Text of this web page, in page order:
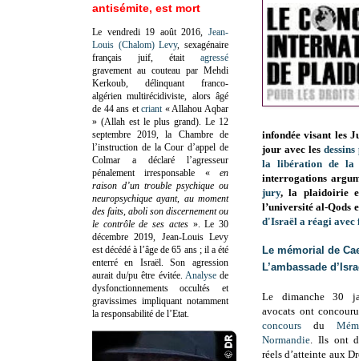
infondée visant les
jour avec les
la libération de la
interrogations
jury, la plaidoirie
l’université al-Qods
d'Israël a réagi avec
Le mémorial de
L’ambassade
Le dimanche 30
avocats ont
concours du
Normandie . Ils ont
réels d’atteinte aux
antisémite, est mort
Le vendredi 19 août 2016, Jean-
Louis (Chalom) Levy, sexagénaire
français juif, était agressé
gravement au couteau par Mehdi
Kerkoub, délinquant franco-
algérien multirécidiviste, alors âgé
de 44 ans etcriant « Allahou Aqbar
» (Allah est le plus grand). Le 12
septembre 2019, la Chambre de
l’instruction de la Cour d’appel de
Colmar a déclaré l’agresseur
pénalement irresponsable «en
raison d’un trouble psychique ou
neuropsychique ayant, au moment
des faits, aboli son discernement ou
le contrôle de ses actes». Le 30
décembre 2019, Jean-Louis Levy
est décédé à l’âge de 65 ans ; il a été
enterré en Israël. Son agression
aurait du/pu être évitée. Analysede
dysfonctionnements occultés et
gravissimes impliquant notamment
la responsabilité de l’Etat.